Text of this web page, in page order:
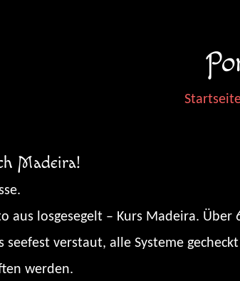
Madeira!
aus losgesegelt – Kurs Madeira.
seefest verstaut, alle Systeme
werden.